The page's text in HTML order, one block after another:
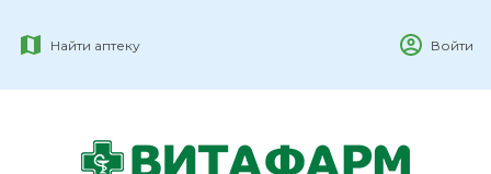
Найти аптеку Войти